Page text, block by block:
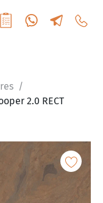
2.0 RECT